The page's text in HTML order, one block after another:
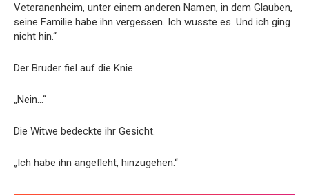
Veteranenheim, unter einem anderen Namen, in dem Glauben,
seine Familie habe ihn vergessen. Ich wusste es. Und ich ging
nicht hin.“
Der Bruder fiel auf die Knie.
„Nein…“
Die Witwe bedeckte ihr Gesicht.
„Ich habe ihn angefleht, hinzugehen.“